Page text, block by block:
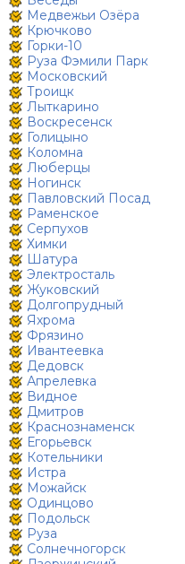
Медвежьи Озёра
Крючково
Горки-10
Руза Фэмили Парк
Московский
Троицк
Лыткарино
Воскресенск
Голицыно
Коломна
Люберцы
Ногинск
Павловский Посад
Раменское
Серпухов
Химки
Шатура
Электросталь
Жуковский
Долгопрудный
Яхрома
Фрязино
Ивантеевка
Дедовск
Апрелевка
Видное
Дмитров
Краснознаменск
Егорьевск
Котельники
Истра
Можайск
Одинцово
Подольск
Руза
Солнечногорск